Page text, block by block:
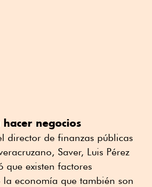
negocios
director de finanzas públicas
Saver, Luis Pérez
que existen factores
la economía que también son